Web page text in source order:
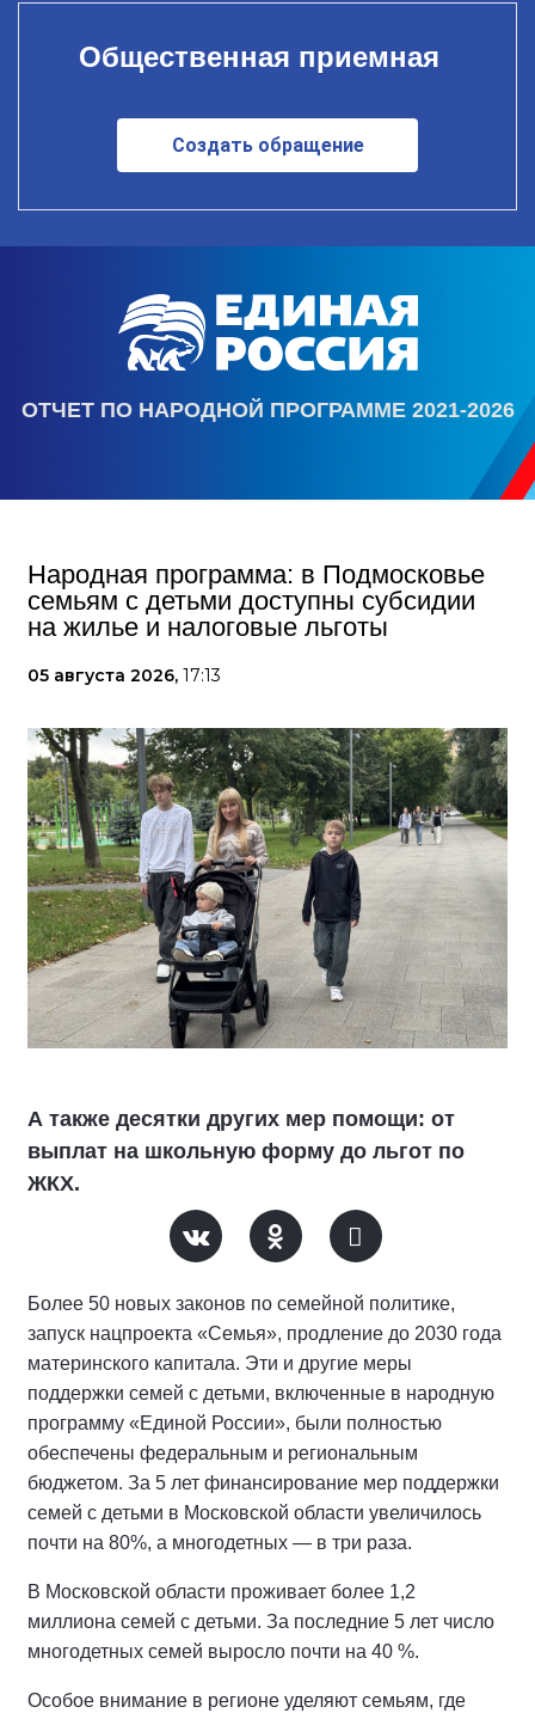
Общественная приемная
Создать обращение
ОТЧЕТ ПО НАРОДНОЙ ПРОГРАММЕ 2021-2026
Народная программа: в Подмосковье
семьям с детьми доступны субсидии
на жилье и налоговые льготы
05 августа 2026, 17:13
А также десятки других мер помощи: от
выплат на школьную форму до льгот по
ЖКХ.
Более 50 новых законов по семейной политике,
запуск нацпроекта «Семья», продление до 2030 года
материнского капитала. Эти и другие меры
поддержки семей с детьми, включенные в народную
программу «Единой России», были полностью
обеспечены федеральным и региональным
бюджетом. За 5 лет финансирование мер поддержки
семей с детьми в Московской области увеличилось
почти на 80%, а многодетных — в три раза.
В Московской области проживает более 1,2
миллиона семей с детьми. За последние 5 лет число
многодетных семей выросло почти на 40 %.
Особое внимание в регионе уделяют семьям, где